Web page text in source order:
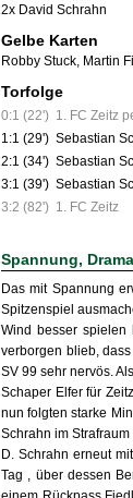
2x David Schrahn
Gelbe Karten
Robby Stuck, Martin
Torfolge
0:1 (22') 1. FC Zeitz
1:1 (29') Sebastian
2:1 (34') Sebastian
3:1 (39') Sebastian
3:2 (82') 1. FC Zeitz
Spannung,
Das mit Spannung
Spitzenspiel
Wind besser
verborgen blieb,
SV 99 sehr nervös.
Schaper Elfer für
nun folgten starke
Schrahn im
D. Schrahn erneut
Tag , über dessen